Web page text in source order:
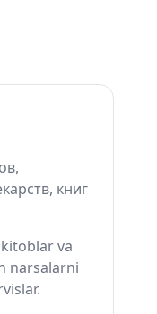
книг
va
narsalarni